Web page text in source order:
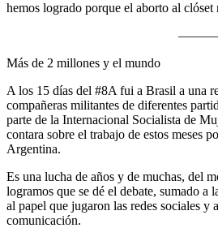
hemos logrado porque el aborto al clóset
Más de 2 millones y el mundo
A los 15 días del #8A fui a Brasil a una
compañeras militantes de diferentes
parte de la Internacional Socialista de
contara sobre el trabajo de estos meses
Argentina.
Es una lucha de años y de muchas, del
logramos que se dé el debate, sumado a
al papel que jugaron las redes sociales y
comunicación.